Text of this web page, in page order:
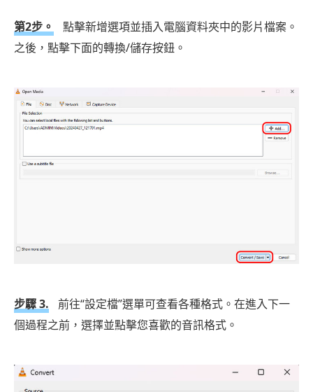
第2步。
點擊新增選項並插入電腦資料夾中的影片檔案。
之後，點擊下面的轉換/儲存按鈕。
步驟 3.
前往“設定檔”選單可查看各種格式。在進入下一
個過程之前，選擇並點擊您喜歡的音訊格式。